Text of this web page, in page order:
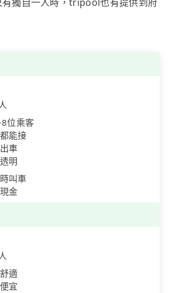
有獨自一人時，tripool也有提供到府
位乘客
能接
車
明
叫車
金
適
宜